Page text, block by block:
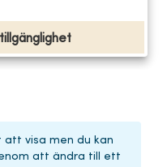
att visa men du kan
att ändra till ett